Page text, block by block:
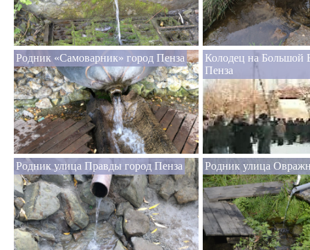
Родник «Самоварник» город Пенза
Колодец на Большой
Пенза
Родник улица Правды город Пенза Родник улица